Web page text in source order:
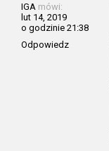
IGA mówi:
lut 14, 2019
o godzinie 21:38
Odpowiedz